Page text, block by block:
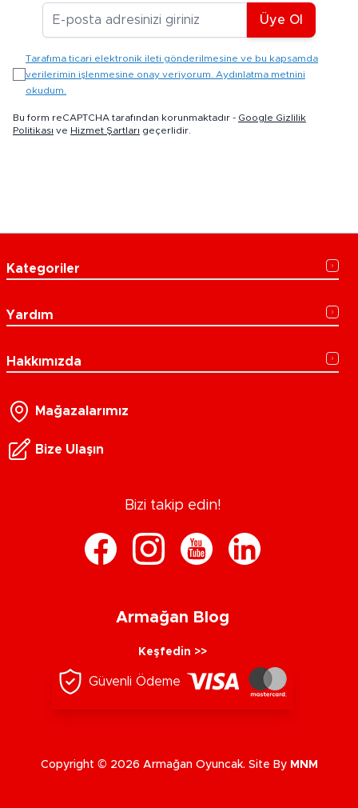
E-posta Adresiniz
Üye Ol
Tarafıma ticari elektronik ileti gönderilmesine ve bu kapsamda
verilerimin işlenmesine onay veriyorum. Aydınlatma metnini
okudum.
Bu form reCAPTCHA tarafından korunmaktadır - Google Gizlilik
Politikası ve Hizmet Şartları geçerlidir.
Kategoriler
Yardım
Hakkımızda
Mağazalarımız
Bize Ulaşın
Bizi takip edin!
Armağan Blog
Keşfedin >>
Güvenli Ödeme
Copyright © 2026 Armağan Oyuncak. Site By MNM